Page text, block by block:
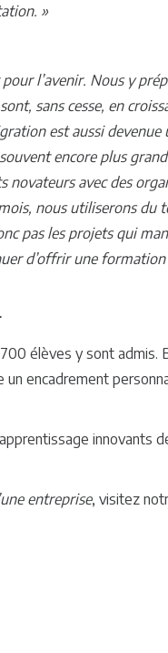
»
l’avenir. Nous y
sans cesse, en
est aussi
encore plus
avec des
nous utiliserons du
pas les projets qui
d’offrir une
élèves y sont admis.
encadrement
innovants
entreprise, visitez